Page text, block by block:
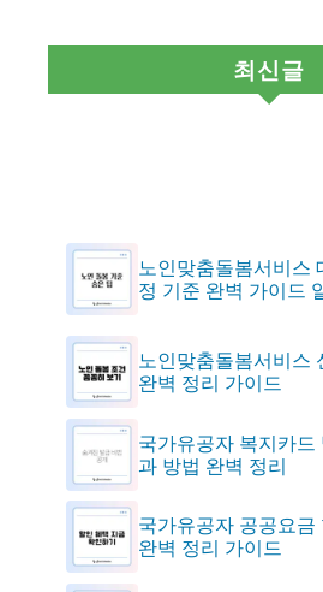
최신글
노인맞춤돌봄서비스
정 기준 완벽 가이드
노인맞춤돌봄서비스
완벽 정리 가이드
국가유공자 복지카드
과 방법 완벽 정리
국가유공자 공공요금
완벽 정리 가이드